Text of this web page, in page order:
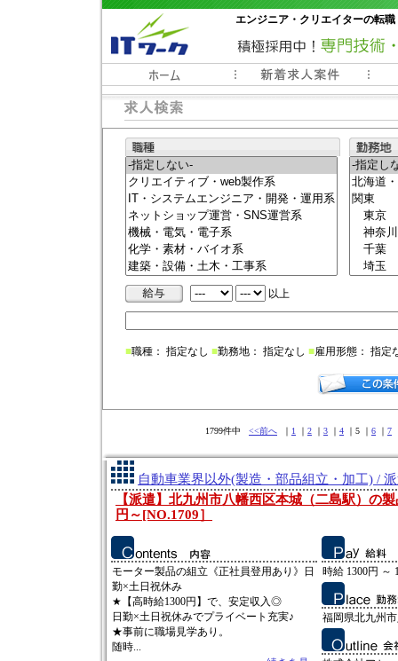
エンジニア・クリエイターの転
常時3000件以上の求人情報掲載中
以上
■職種： 指定なし ■勤務地： 指定なし ■雇用形態： 指定
1799件中 <<前へ ｜ 1 ｜ 2 ｜ 3 ｜ 4 ｜5 ｜ 6 ｜ 7
自動車業界以外(製造・部品組立・加工) /
【派遣】北九州市八幡西区本城（二島駅）の
円～[NO.1709］
モーター製品の組立《正社員登用あり》日
勤×土日祝休み
★【高時給1300円】で、安定収入◎
日勤×土日祝休みでプライベート充実♪
★事前に職場見学あり。
随時...
時給 1300円 ～
福岡県北九州